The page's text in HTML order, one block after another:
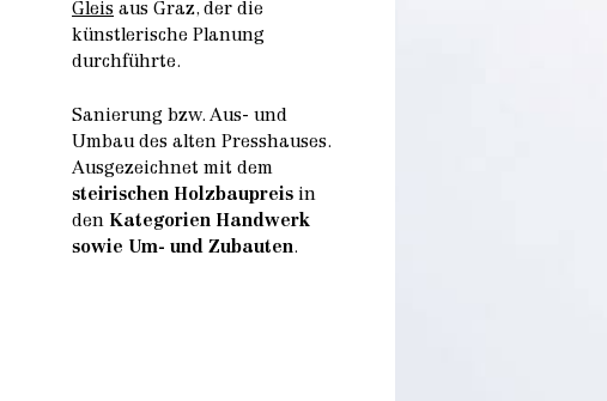
Gleis aus Graz, der die
künstlerische Planung
durchführte.
Sanierung bzw. Aus- und
Umbau des alten Presshauses.
Ausgezeichnet mit dem
steirischen Holzbaupreis in
den Kategorien Handwerk
sowie Um- und Zubauten.